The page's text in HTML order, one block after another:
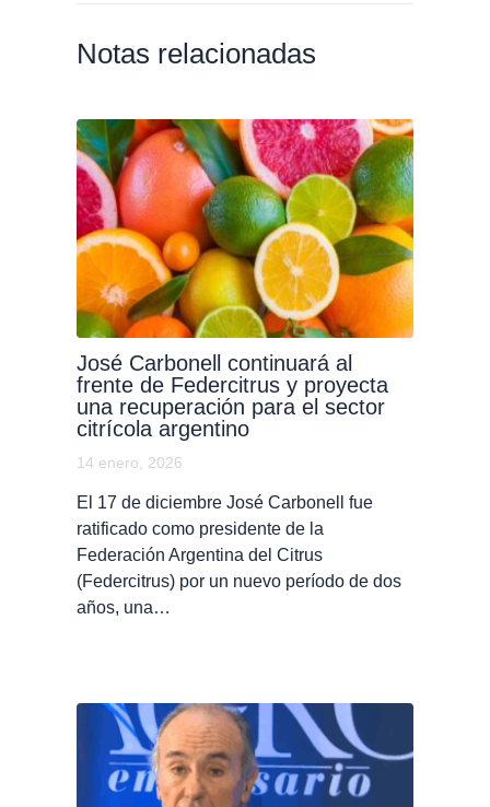
Notas relacionadas
José Carbonell continuará al
frente de Federcitrus y proyecta
una recuperación para el sector
citrícola argentino
14 enero, 2026
El 17 de diciembre José Carbonell fue
ratificado como presidente de la
Federación Argentina del Citrus
(Federcitrus) por un nuevo período de dos
años, una…